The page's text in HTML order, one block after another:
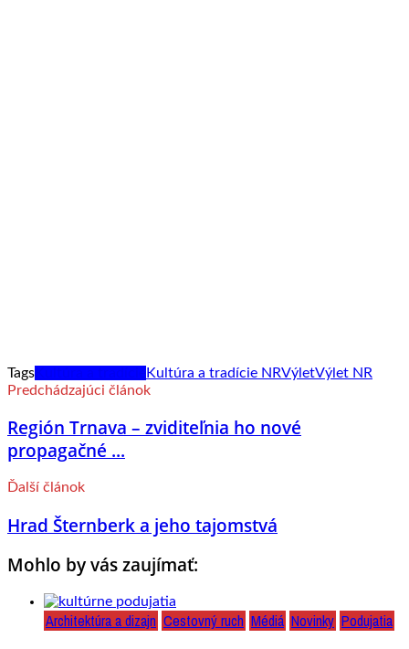
Tags Kultúra a tradície NRVýletVýlet NR
Predchádzajúci článok
Región Trnava – zviditeľnia ho nové
propagačné ...
Ďalší článok
Hrad Šternberk a jeho tajomstvá
Mohlo by vás zaujímať:
Architektúra a dizajn Cestovný ruch Médiá Novinky Podujatia